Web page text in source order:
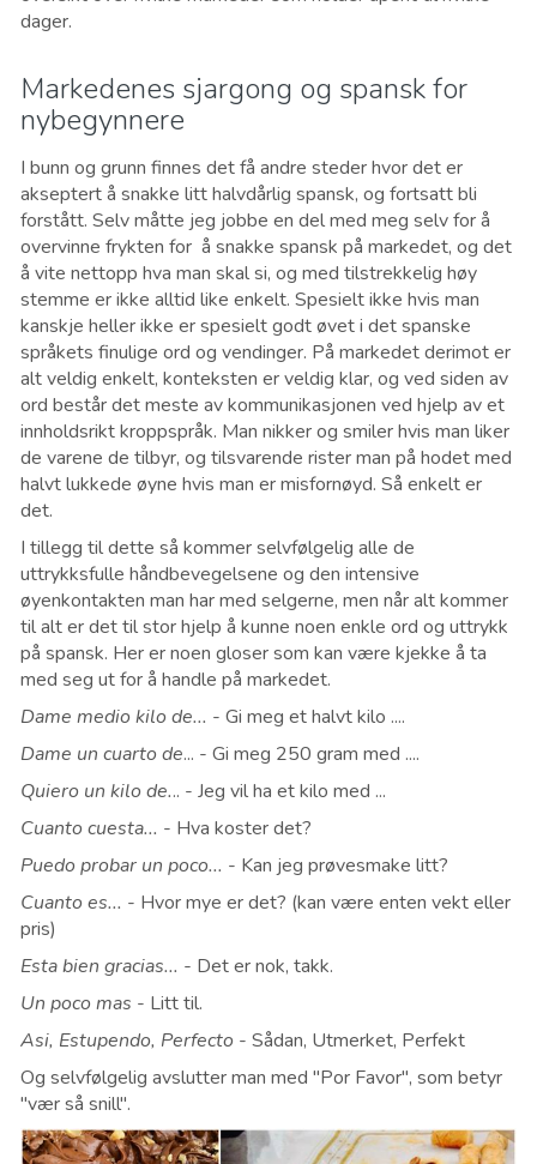
dager.
Markedenes sjargong og spansk for
nybegynnere
I bunn og grunn finnes det få andre steder hvor det er
akseptert å snakke litt halvdårlig spansk, og fortsatt bli
forstått. Selv måtte jeg jobbe en del med meg selv for å
overvinne frykten for å snakke spansk på markedet, og det
å vite nettopp hva man skal si, og med tilstrekkelig høy
stemme er ikke alltid like enkelt. Spesielt ikke hvis man
kanskje heller ikke er spesielt godt øvet i det spanske
språkets finulige ord og vendinger. På markedet derimot er
alt veldig enkelt, konteksten er veldig klar, og ved siden av
ord består det meste av kommunikasjonen ved hjelp av et
innholdsrikt kroppspråk. Man nikker og smiler hvis man liker
de varene de tilbyr, og tilsvarende rister man på hodet med
halvt lukkede øyne hvis man er misfornøyd. Så enkelt er
det.
I tillegg til dette så kommer selvfølgelig alle de
uttrykksfulle håndbevegelsene og den intensive
øyenkontakten man har med selgerne, men når alt kommer
til alt er det til stor hjelp å kunne noen enkle ord og uttrykk
på spansk. Her er noen gloser som kan være kjekke å ta
med seg ut for å handle på markedet.
Dame medio kilo de... - Gi meg et halvt kilo ....
Dame un cuarto de... - Gi meg 250 gram med ....
Quiero un kilo de... - Jeg vil ha et kilo med ...
Cuanto cuesta... - Hva koster det?
Puedo probar un poco... - Kan jeg prøvesmake litt?
Cuanto es... - Hvor mye er det? (kan være enten vekt eller
pris)
Esta bien gracias... - Det er nok, takk.
Un poco mas - Litt til.
Asi, Estupendo, Perfecto - Sådan, Utmerket, Perfekt
Og selvfølgelig avslutter man med "Por Favor", som betyr
"vær så snill".